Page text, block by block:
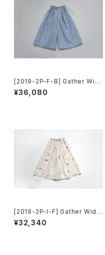
[2019-2P-F-B] Gather Wid
e Pants
¥36,080
[2019-2P-I-F] Gather Wide
Pants
¥32,340